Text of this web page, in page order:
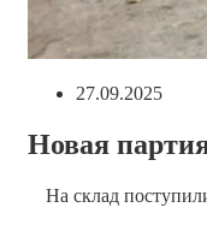
Запись
27.09.2025
Новая
На склад